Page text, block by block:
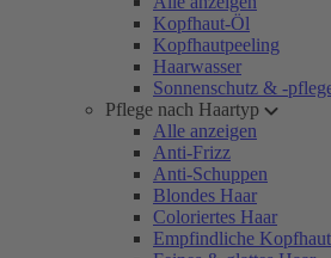
Kopfhaut-Öl
Kopfhautpeeling
Haarwasser
Sonnenschutz & -
Pflege nach Haartyp
Alle anzeigen
Anti-Frizz
Anti-Schuppen
Blondes Haar
Coloriertes Haar
Empfindliche Kopfhaut